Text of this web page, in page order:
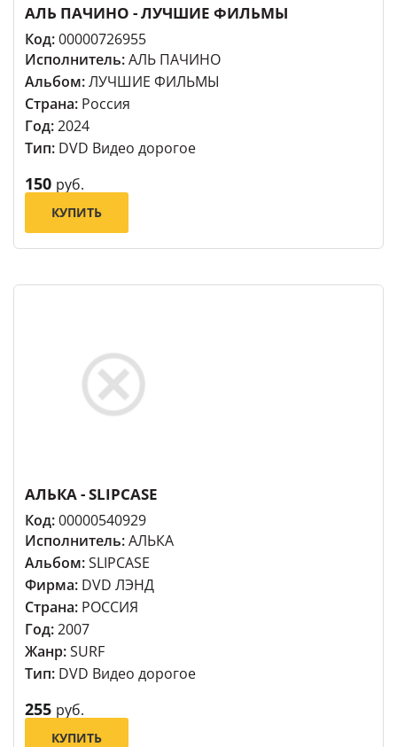
АЛЬ ПАЧИНО - ЛУЧШИЕ ФИЛЬМЫ
Код:00000726955
Исполнитель:АЛЬ ПАЧИНО
Альбом:ЛУЧШИЕ ФИЛЬМЫ
Страна: Россия
Год:2024
Тип: DVD Видео дорогое
150 руб.
КУПИТЬ
АЛЬКА - SLIPCASE
Код:00000540929
Исполнитель:АЛЬКА
Альбом:SLIPCASE
Фирма: DVD ЛЭНД
Страна: РОССИЯ
Год:2007
Жанр:SURF
Тип: DVD Видео дорогое
255 руб.
КУПИТЬ